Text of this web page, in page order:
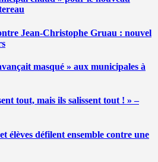
Jean-Christophe Gruau : nouvel
masqué » aux municipales à
tout, mais ils salissent tout ! » –
élèves défilent ensemble contre une